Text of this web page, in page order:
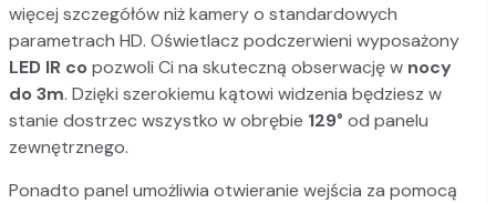
więcej szczegółów niż kamery o standardowych
parametrach HD. Oświetlacz podczerwieni wyposażony
LED IR co pozwoli Ci na skuteczną obserwację w nocy
do 3m. Dzięki szerokiemu kątowi widzenia będziesz w
stanie dostrzec wszystko w obrębie 129° od panelu
zewnętrznego.
Ponadto panel umożliwia otwieranie wejścia za pomocą